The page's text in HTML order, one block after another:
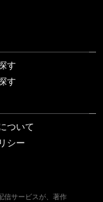
す
す
ついて
シー
信サービスが、著作